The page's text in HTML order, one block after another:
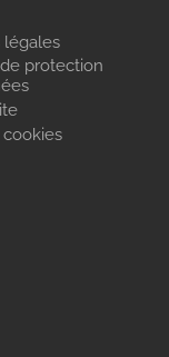
légales
protection